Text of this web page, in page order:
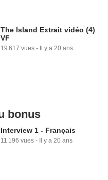
The Island Extrait vidéo (4)
VF
19 617 vues - Il y a 20 ans
bonus
Interview 1 - Français
11 196 vues - Il y a 20 ans